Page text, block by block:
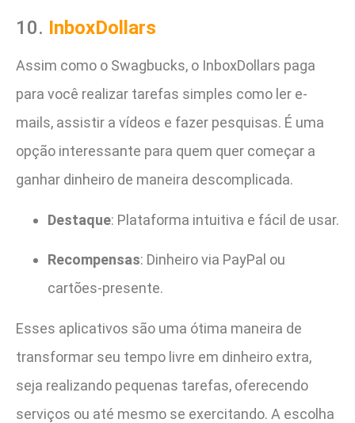
10. InboxDollars
Assim como o Swagbucks, o InboxDollars paga
para você realizar tarefas simples como ler e-
mails, assistir a vídeos e fazer pesquisas. É uma
opção interessante para quem quer começar a
ganhar dinheiro de maneira descomplicada.
Destaque: Plataforma intuitiva e fácil de usar.
Recompensas: Dinheiro via PayPal ou
cartões-presente.
Esses aplicativos são uma ótima maneira de
transformar seu tempo livre em dinheiro extra,
seja realizando pequenas tarefas, oferecendo
serviços ou até mesmo se exercitando. A escolha